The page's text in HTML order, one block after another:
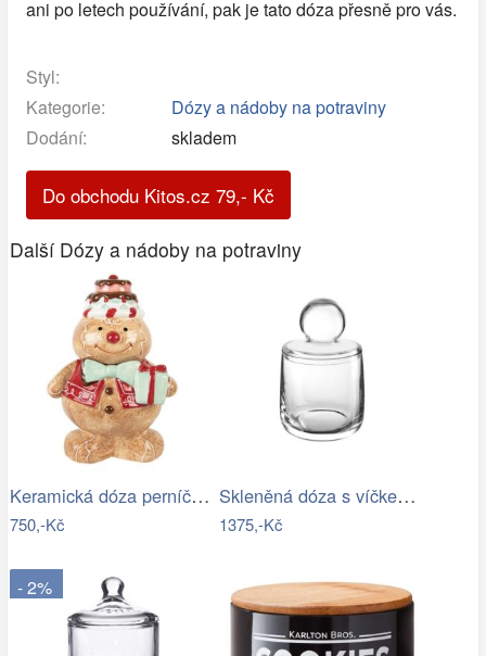
ani po letech používání, pak je tato dóza přesně pro vás.
Styl:
Kategorie:
Dózy a nádoby na potraviny
Dodání:
skladem
Do obchodu Kitos.cz 79,- Kč
Další Dózy a nádoby na potraviny
Keramická dóza perníček Gingerbread Man…
750,-Kč
Skleněná dóza s víčkem výška 21,2 cm…
1375,-Kč
- 2%